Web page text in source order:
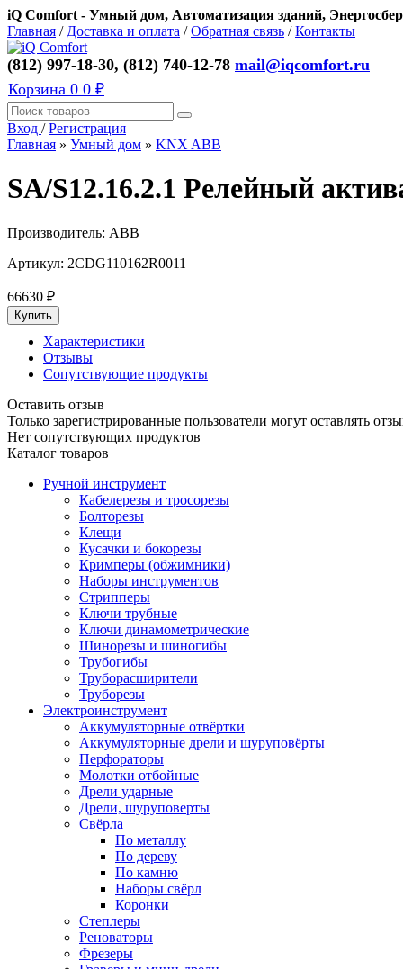
iQ Comfort - Умный дом, Автоматизация зданий,
Главная / Доставка и оплата /Обратная связь /Контакты
(812) 997-18-30, (812) 740-12-78 mail@iqcomfort.ru
Корзина 0 0 ₽
Вход /Регистрация
Главная » Умный дом » KNX ABB
SA/S12.16.2.1 Релейный
Производитель: ABB
Артикул: 2CDG110162R0011
66630 ₽
Характеристики
Отзывы
Сопутствующие продукты
Оставить отзыв
Только зарегистрированные пользователи могут оставлять
Нет сопутствующих продуктов
Каталог товаров
Ручной инструмент
Кабелерезы и тросорезы
Болторезы
Клещи
Кусачки и бокорезы
Кримперы (обжимники)
Наборы инструментов
Стрипперы
Ключи трубные
Ключи динамометрические
Шинорезы и шиногибы
Трубогибы
Труборасширители
Труборезы
Электроинструмент
Аккумуляторные отвёртки
Аккумуляторные дрели и шуруповёрты
Перфораторы
Молотки отбойные
Дрели ударные
Дрели, шуруповерты
Свёрла
По металлу
По дереву
По камню
Наборы свёрл
Коронки
Степлеры
Реноваторы
Фрезеры